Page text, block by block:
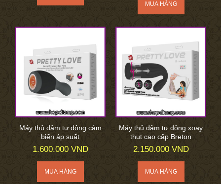
Máy thủ dâm tự động cảm
biến áp suất
1.600.000 VND
Máy thủ dâm tự động xoay
thụt cao cấp Breton
2.150.000 VND